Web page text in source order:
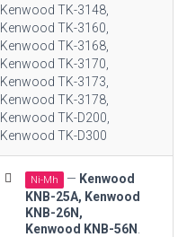
Kenwood TK-3148,
Kenwood TK-3160,
Kenwood TK-3168,
Kenwood TK-3170,
Kenwood TK-3173,
Kenwood TK-3178,
Kenwood TK-D200,
Kenwood TK-D300
Ni-Mh — Kenwood
KNB-25A, Kenwood
KNB-26N,
Kenwood KNB-56N